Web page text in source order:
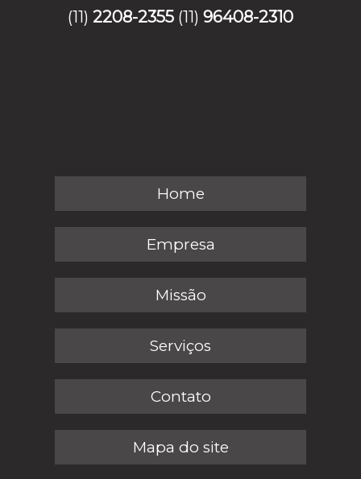
(11) 2208-2355 (11) 96408-2310
Home
Empresa
Missão
Serviços
Contato
Mapa do site